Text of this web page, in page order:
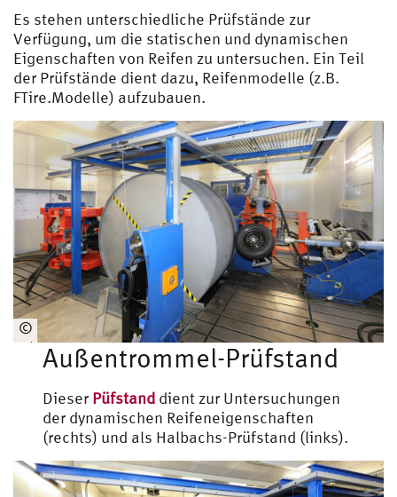
Optimierung
Bodenmechanik und Geländegängigkeit
Vertiefungslabor Fahrzeugtechnik
Halbachs-Prüfstand
Universal-Prüfstand: Reifen quasistatisch
Profilklotz-Prüfstand
Crash-Schlittenanlage
Fallturm
Crush-Anlage
Materialprüfanlagen
Materialtests
Klimakammer, Grauwert-Korrelationsanalyse
Hochgeschwindigkeits- und Dauerversuche
Belastungsprüfanlagen
Servodraulische Belastungseinrichtungen
Elektroshaker
Universal-Prüfstand
Es stehen unterschiedliche Prüfstände zur
Verfügung, um die statischen und dynamischen
Eigenschaften von Reifen zu untersuchen. Ein Teil
der Prüfstände dient dazu, Reifenmodelle (z.B.
FTire.Modelle) aufzubauen.
©
Fahrzeugtechnik
Außentrommel-Prüfstand
Dieser Püfstand dient zur Untersuchungen
der dynamischen Reifeneigenschaften
(rechts) und als Halbachs-Prüfstand (links).